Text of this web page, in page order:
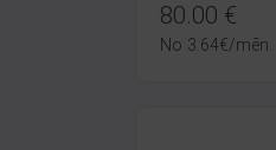
80.00 €
No 3.64€/mēn.